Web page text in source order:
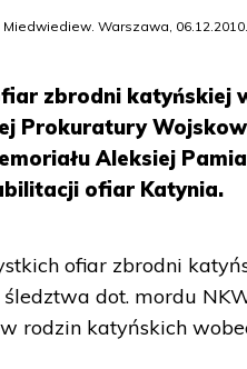
Warszawa,
zbrodni katyńskiej
Prokuratury
Aleksiej
ofiar Katynia.
ofiar zbrodni
dot. mordu
rodzin katyńskich